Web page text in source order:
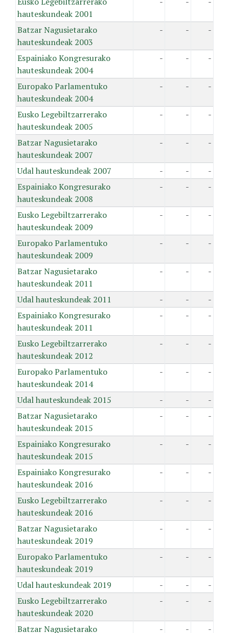
hauteskundeak 2001
Batzar Nagusietarako
hauteskundeak 2003
- - -
Espainiako Kongresurako
hauteskundeak 2004
- - -
Europako Parlamentuko
hauteskundeak 2004
- - -
Eusko Legebiltzarrerako
hauteskundeak 2005
- - -
Batzar Nagusietarako
hauteskundeak 2007
- - -
Udal hauteskundeak 2007 - -
-
Espainiako Kongresurako
hauteskundeak 2008
- - -
Eusko Legebiltzarrerako
hauteskundeak 2009
- - -
Europako Parlamentuko
hauteskundeak 2009
- - -
Batzar Nagusietarako
hauteskundeak 2011
- - -
Udal hauteskundeak 2011 - -
-
Espainiako Kongresurako
hauteskundeak 2011
- - -
Eusko Legebiltzarrerako
hauteskundeak 2012
- - -
Europako Parlamentuko
hauteskundeak 2014
- - -
Udal hauteskundeak 2015 - -
-
Batzar Nagusietarako
hauteskundeak 2015
- - -
Espainiako Kongresurako
hauteskundeak 2015
- - -
Espainiako Kongresurako
hauteskundeak 2016
- - -
Eusko Legebiltzarrerako
hauteskundeak 2016
- - -
Batzar Nagusietarako
hauteskundeak 2019
- - -
Europako Parlamentuko
hauteskundeak 2019
- - -
Udal hauteskundeak 2019 - -
-
Eusko Legebiltzarrerako
hauteskundeak 2020
- - -
Batzar Nagusietarako
- - -